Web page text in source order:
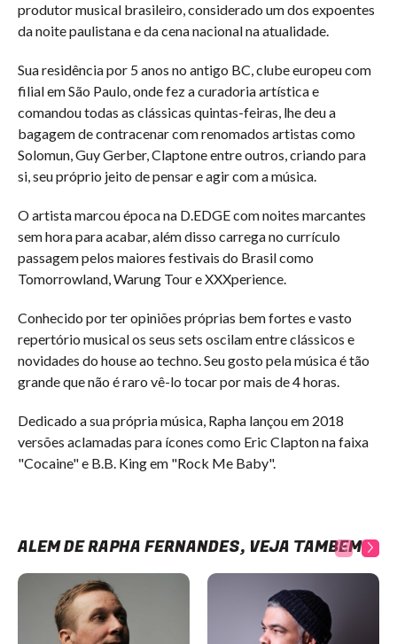
produtor musical brasileiro, considerado um dos expoentes
da noite paulistana e da cena nacional na atualidade.
Sua residência por 5 anos no antigo BC, clube europeu com
filial em São Paulo, onde fez a curadoria artística e
comandou todas as clássicas quintas-feiras, lhe deu a
bagagem de contracenar com renomados artistas como
Solomun, Guy Gerber, Claptone entre outros, criando para
si, seu próprio jeito de pensar e agir com a música.
O artista marcou época na D.EDGE com noites marcantes
sem hora para acabar, além disso carrega no currículo
passagem pelos maiores festivais do Brasil como
Tomorrowland, Warung Tour e XXXperience.
Conhecido por ter opiniões próprias bem fortes e vasto
repertório musical os seus sets oscilam entre clássicos e
novidades do house ao techno. Seu gosto pela música é tão
grande que não é raro vê-lo tocar por mais de 4 horas.
Dedicado a sua própria música, Rapha lançou em 2018
versões aclamadas para ícones como Eric Clapton na faixa
"Cocaine" e B.B. King em "Rock Me Baby".
ALÉM DE RAPHA FERNANDES, VEJA TAMBÉM